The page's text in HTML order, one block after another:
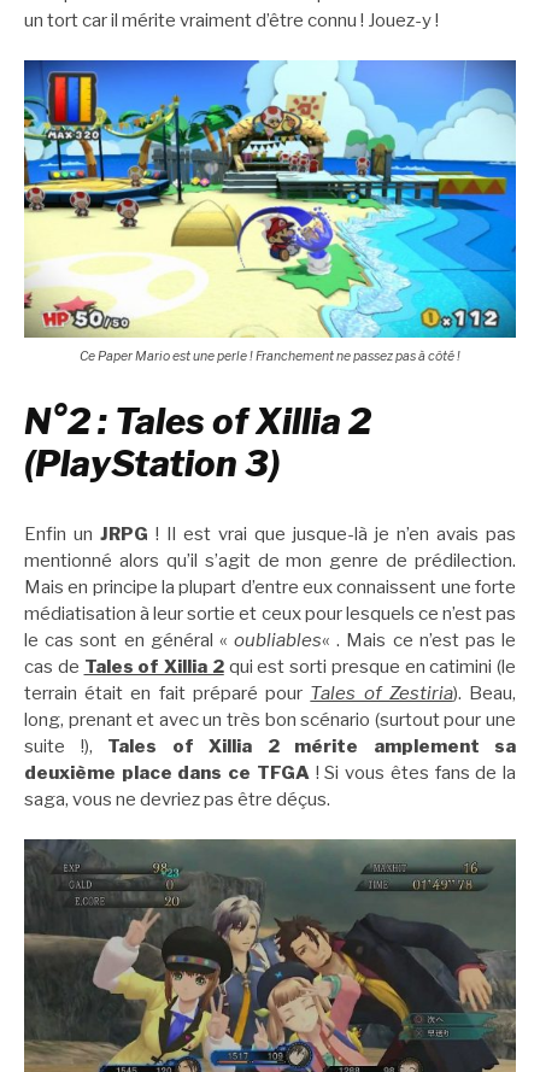
un tort car il mérite vraiment d’être connu ! Jouez-y !
Ce Paper Mario est une perle ! Franchement ne passez pas à côté !
N°2 : Tales of Xillia 2
(PlayStation 3)
Enfin un JRPG ! Il est vrai que jusque-là je n’en avais pas
mentionné alors qu’il s’agit de mon genre de prédilection.
Mais en principe la plupart d’entre eux connaissent une forte
médiatisation à leur sortie et ceux pour lesquels ce n’est pas
le cas sont en général « oubliables« . Mais ce n’est pas le
cas de Tales of Xillia 2qui est sorti presque en catimini (le
terrain était en fait préparé pour Tales of Zestiria). Beau,
long, prenant et avec un très bon scénario (surtout pour une
suite !), Tales of Xillia 2
mérite amplement sa
deuxième place dans ce TFGA! Si vous êtes fans de la
saga, vous ne devriez pas être déçus.